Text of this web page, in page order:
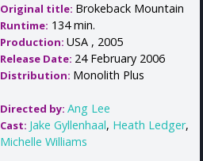
Original title: Brokeback Mountain
Runtime: 134 min.
Production: USA , 2005
Release Date: 24 February 2006
Distribution: Monolith Plus
Directed by: Ang Lee
Cast: Jake Gyllenhaal, Heath Ledger,
Michelle Williams